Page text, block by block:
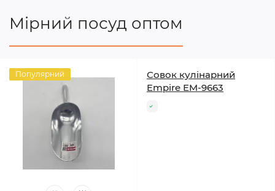
Мірний посуд оптом
Популярний
Совок кулінарний
Empire EM-9663